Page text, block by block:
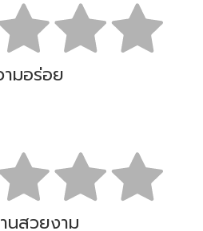
ามอร่อย
นสวยงาม